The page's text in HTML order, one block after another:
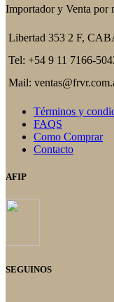
Importador y Venta por
Libertad 353 2 F,
Tel: +54 9 11 7166-
Mail:
Términos y
FAQS
Como Comprar
Contacto
AFIP
SEGUINOS